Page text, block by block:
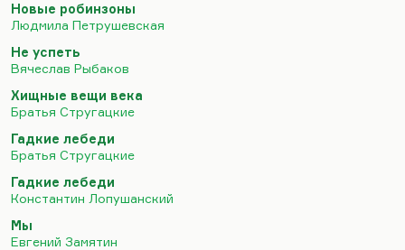
(людей, которые потеряли все конечности, просо
обрубок и кантик) возникает чудовищная
способность управлять миром. И в результате
ресентиментом, с гиперкомпенсацией, доводят
мир до катастрофы. Потому что если
гиперкомпенсации и гипеспособности дать
человеку мстительному и травмированному
глубоко, то миру мало не покажется. В последнее
время я думаю, что эта антиутопия…
Новые робинзоны
Людмила Петрушевская
Не успеть
Вячеслав Рыбаков
Хищные вещи века
Братья Стругацкие
Гадкие лебеди
Братья Стругацкие
Гадкие лебеди
Константин Лопушанский
Мы
Евгений Замятин